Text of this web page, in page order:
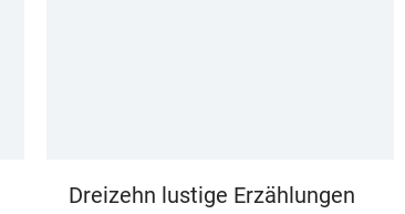
Dreizehn lustige Erzählungen